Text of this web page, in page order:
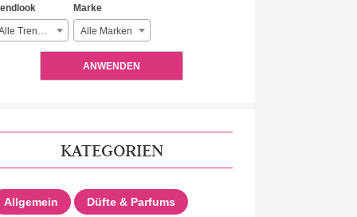
Alle Trendlooks
Marke
Alle Marken
ANWENDEN
KATEGORIEN
Allgemein Düfte & Parfums